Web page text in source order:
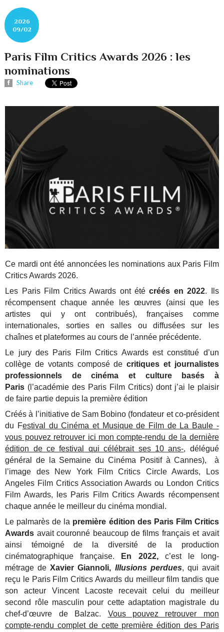
2026
09/02
Paris Film Critics Awards 2026 : les
nominations
Share
Ce mardi ont été annoncées les nominations aux Paris Film
Critics Awards 2026.
Les Paris Film Critics Awards ont étécréés en 2022. Ils
récompensent chaque année les œuvres (ainsi que les
artistes qui y ont contribués), françaises comme
internationales, sorties en salles ou diffusées sur les
chaînes et plateformes au cours de l’année précédente.
Le jury des Paris Film Critics Awards est constitué d’un
collège de votants composé de critiques et journalistes
professionnels de cinéma et culture basés à
Paris (l’académie des Paris Film Critics) dont j’ai le plaisir
de faire partie depuis la première édition
Créés à l’initiative de Sam Bobino (fondateur et co-président
du Festival du Cinéma et Musique de Film de La Baule -
vous pouvez retrouver ici mon compte-rendu de la dernière
édition de ce festival
qui célébrait ses 10 ans-, délégué
général de la Semaine du Cinéma Positif à Cannes), à
l’image des New York Film Critics Circle Awards, Los
Angeles Film Critics Association Awards ou London Critics
Film Awards, les Paris Film Critics Awards récompensent
chaque année le meilleur du cinéma mondial.
Le palmarès de la première édition des Paris Film Critics
Awards avait couronné beaucoup de films français et avait
ainsi témoigné de la diversité de la production
cinématographique française.
En 2022, c’est le long-
métrage deXavier Giannoli, Illusions perdues, qui avait
reçu le Paris Film Critics Awards du meilleur film tandis que
son acteur Vincent Lacoste recevait celui du meilleur
second rôle masculin pour cette adaptation magistrale du
chef-d’œuvre de Balzac. Vous pouvez retrouver mon
compte-rendu complet de cette première édition des Paris